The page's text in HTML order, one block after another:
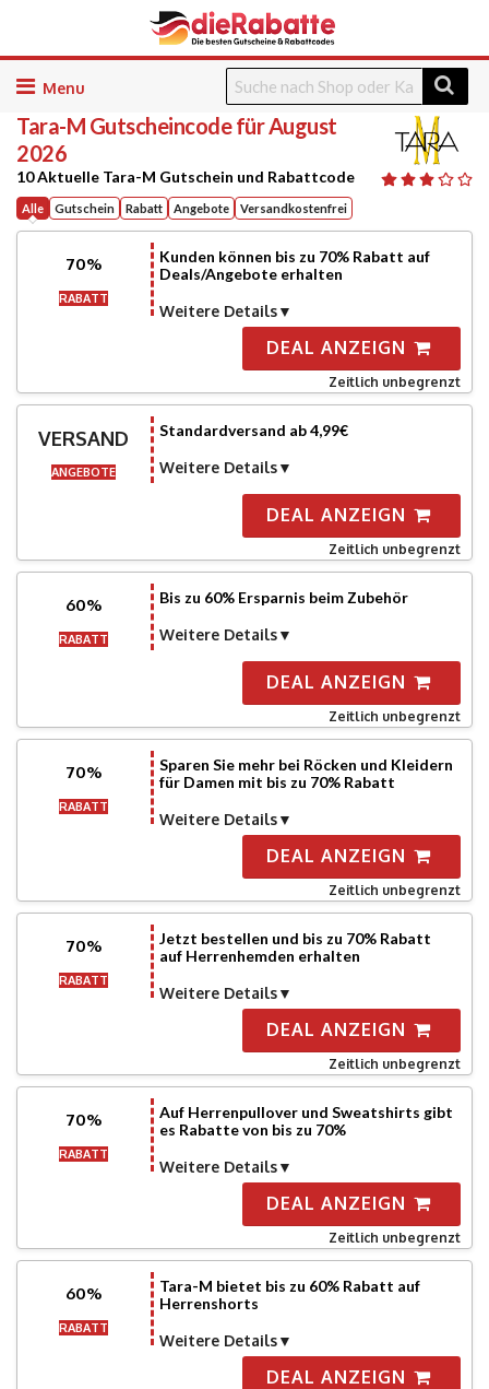
Skip
content
Tara-M Gutscheincode für August
2026
10 Aktuelle Tara-M Gutschein und Rabattcode
Alle Gutschein Rabatt Angebote Versandkostenfrei
70%
RABATT
Kunden können bis zu 70% Rabatt auf
Deals/Angebote erhalten
Weitere Details
DEAL ANZEIGN
Zeitlich unbegrenzt
VERSAND
ANGEBOTE
Standardversand ab 4,99€
Weitere Details
DEAL ANZEIGN
Zeitlich unbegrenzt
60%
RABATT
Bis zu 60% Ersparnis beim Zubehör
Weitere Details
DEAL ANZEIGN
Zeitlich unbegrenzt
70%
RABATT
Sparen Sie mehr bei Röcken und Kleidern
für Damen mit bis zu 70% Rabatt
Weitere Details
DEAL ANZEIGN
Zeitlich unbegrenzt
70%
RABATT
Jetzt bestellen und bis zu 70% Rabatt
auf Herrenhemden erhalten
Weitere Details
DEAL ANZEIGN
Zeitlich unbegrenzt
70%
RABATT
Auf Herrenpullover und Sweatshirts gibt
es Rabatte von bis zu 70%
Weitere Details
DEAL ANZEIGN
Zeitlich unbegrenzt
60%
RABATT
Tara-M bietet bis zu 60% Rabatt auf
Herrenshorts
Weitere Details
DEAL ANZEIGN